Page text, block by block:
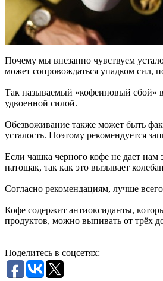
Почему мы внезапно чувствуем
может сопровождаться упадком сил,
Так называемый «кофеиновый сбой»
удвоенной силой.
Обезвоживание также может быть
усталость. Поэтому рекомендуется
Если чашка черного кофе не дает
натощак, так как это вызывает
Согласно рекомендациям, лучше
Кофе содержит антиоксиданты,
продуктов, можно выпивать от трёх
Поделитесь в соцсетях: